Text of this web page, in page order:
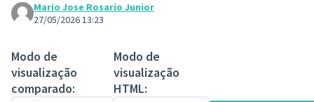
Mario Jose Rosario Junior
27/05/2026 13:23
Modo de
visualização
comparado:
Modo de
visualização
HTML: